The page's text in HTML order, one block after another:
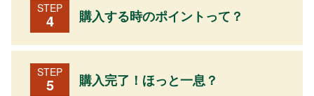
STEP
4 購入する時のポイントって？
STEP
5 購入完了！ほっと一息？